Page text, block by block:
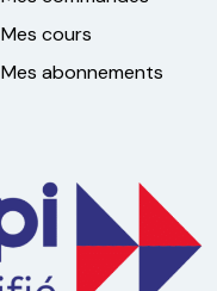
Mes cours
Mes abonnements